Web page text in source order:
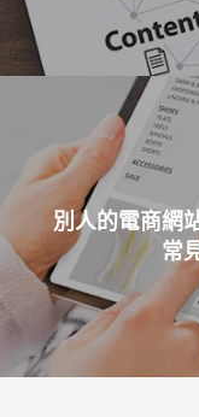
別人的電商網
常